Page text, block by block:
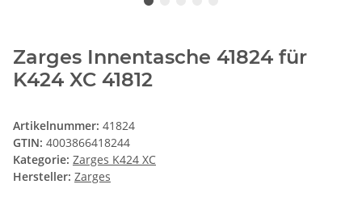
Zarges Innentasche 41824 für
K424 XC 41812
Artikelnummer: 41824
GTIN: 4003866418244
Kategorie: Zarges K424 XC
Hersteller: Zarges